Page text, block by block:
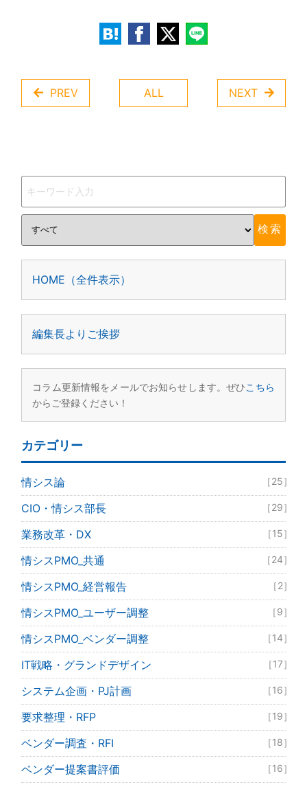
PREV ALL NEXT
HOME（全件表示）
編集長よりご挨拶
コラム更新情報をメールでお知らせします。ぜひこちら
からご登録ください！
カテゴリー
情シス論 ［25］
CIO・情シス部長 ［29］
業務改革・DX ［15］
情シスPMO_共通 ［24］
情シスPMO_経営報告 ［2］
情シスPMO_ユーザー調整 ［9］
情シスPMO_ベンダー調整 ［14］
IT戦略・グランドデザイン ［17］
システム企画・PJ計画 ［16］
要求整理・RFP ［19］
ベンダー調査・RFI ［18］
ベンダー提案書評価 ［16］